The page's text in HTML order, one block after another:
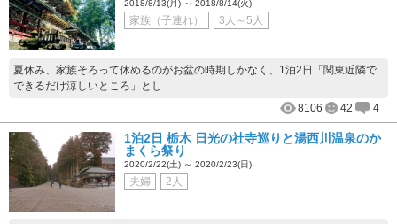
2018/8/13(月) ～ 2018/8/14(火)
家族（子連れ） 3人～5人
夏休み、家族そろって休めるのがお盆の時期しかなく、1泊2日「関東近隣で
できるだけ涼しいところ」とし...
8106
42 4
1泊2日 栃木 日光の社寺巡りと湯西川温泉のか
まくら祭り
2020/2/22(土) ～ 2020/2/23(日)
夫婦 2人